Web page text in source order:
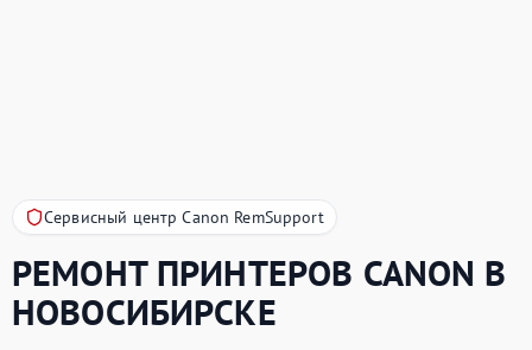
Сервисный центр Canon RemSupport
РЕМОНТ ПРИНТЕРОВ CANON В
НОВОСИБИРСКЕ